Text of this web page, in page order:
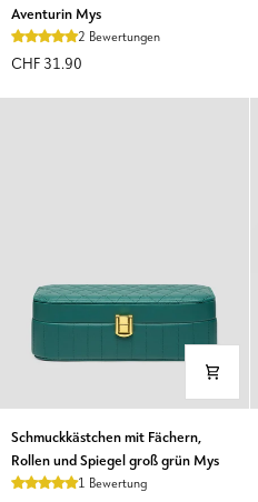
Achat,
Jade
Aventurin Mys
2 Bewertungen
CHF 31.90
Schmuckkästchen
mit
Fächern,
Schmuckkästchen mit Fächern,
Rollen und Spiegel groß grün Mys
1 Bewertung